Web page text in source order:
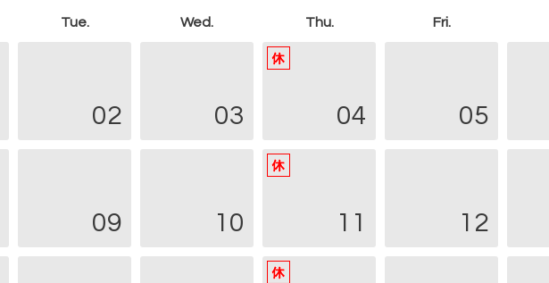
Tue. Wed. Thu. Fri.
02 03 04 05
09 10 11 12